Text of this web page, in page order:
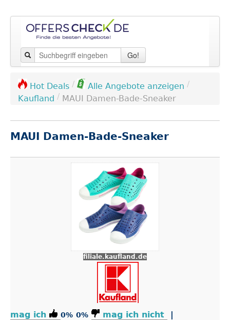
Go!
Hot Deals / Alle Angebote anzeigen /
Kaufland / MAUI Damen-Bade-Sneaker
MAUI Damen-Bade-Sneaker
filiale.kaufland.de
mag ich 0% 0% mag ich nicht
|